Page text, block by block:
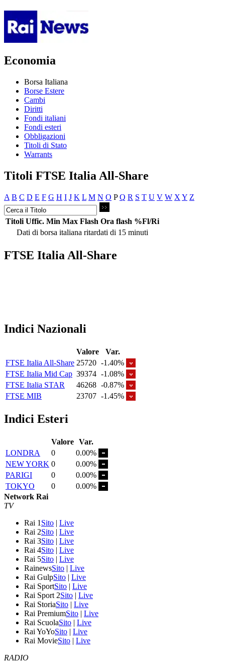
Economia
Borsa Italiana
Borse Estere
Cambi
Diritti
Fondi italiani
Fondi esteri
Obbligazioni
Titoli di Stato
Warrants
Titoli FTSE Italia All-Share
A B C D E F G H I J K L M N O PQ R S T U V W X Y Z
Titoli Uffic. Min Max Flash Ora flash %Fl/Ri
Dati di borsa italiana ritardati di 15 minuti
FTSE Italia All-Share
Indici Nazionali
Valore
Var.
FTSE Italia All-Share 25720 -1.40%
FTSE Italia Mid Cap 39374 -1.08%
FTSE Italia STAR
46268 -0.87%
FTSE MIB
23707 -1.45%
Indici Esteri
Valore Var.
LONDRA
0
0.00%
NEW YORK 0
0.00%
PARIGI
0
0.00%
TOKYO
0
0.00%
Network Rai
TV
Rai 1 Sito | Live
Rai 2Sito | Live
Rai 3Sito | Live
Rai 4Sito | Live
Rai 5Sito | Live
RainewsSito | Live
Rai GulpSito | Live
Rai SportSito | Live
Rai Sport 2Sito | Live
Rai StoriaSito | Live
Rai PremiumSito | Live
Rai ScuolaSito | Live
Rai YoYoSito | Live
Rai MovieSito | Live
RADIO